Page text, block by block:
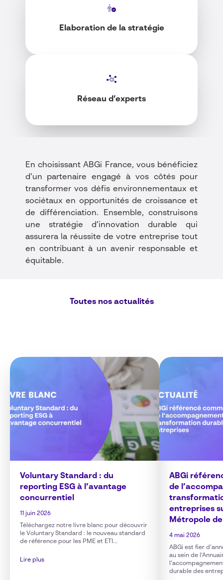
Elaboration de la stratégie
Réseau d’experts
En choisissant ABGi France, vous bénéficiez
d’un partenaire engagé à vos côtés pour
transformer vos défis environnementaux et
sociétaux en opportunités de croissance et
de différenciation. Ensemble, construisons
une stratégie d’innovation durable qui
assurera la réussite de votre entreprise tout
en contribuant à un avenir responsable et
équitable.
Toutes nos actualités
Voluntary Standard : du
reporting ESG à l’avantage
concurrentiel
11 juin 2026
Téléchargez notre livre blanc pour découvrir
le Voluntary Standard : le nouveau standard
de référence pour les PME et ETI...
Lire plus
ABGi
de
entreprises
Métropole
4 mai 2026
ABGi est fier
au sein de
durable des